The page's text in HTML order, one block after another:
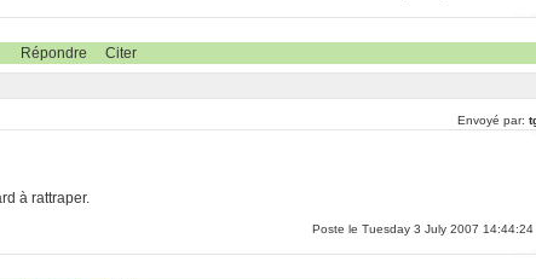
Répondre Citer
Envoyé par:
à rattraper.
Poste le Tuesday 3 July 2007 14:44:24